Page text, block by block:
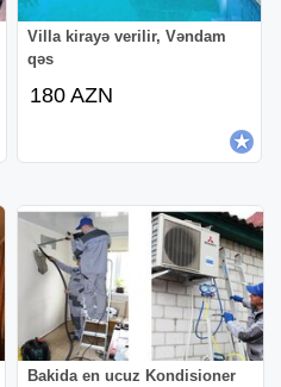
Villa kirayə verilir, Vəndam
qəs
180 AZN
Bakida en ucuz Kondisioner